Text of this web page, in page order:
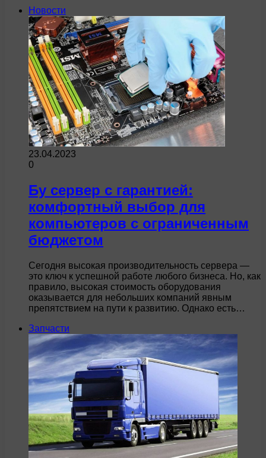
Новости
23.04.2023
0
Бу сервер с гарантией:
комфортный выбор для
компьютеров с ограниченным
бюджетом
Сегодня высокая производительность сервера —
это ключ к успешной работе любого бизнеса. Но, как
правило, высокая стоимость оборудования
оказывается для небольших компаний явным
препятствием на пути к развитию. Однако есть…
Запчасти